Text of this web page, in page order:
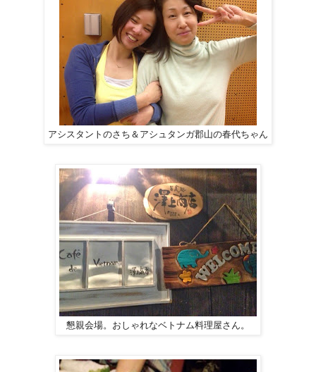
アシスタントのさち＆アシュタンガ郡山の春代ちゃん
懇親会場。おしゃれなベトナム料理屋さん。